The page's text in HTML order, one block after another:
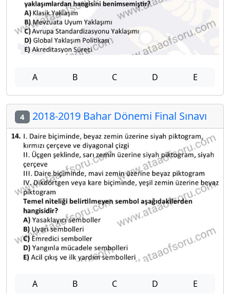
A B C D E
4 2018-2019 Bahar Dönemi Final Sınavı
A B C D E